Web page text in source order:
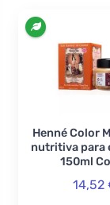
Henné Color
nutritiva para
150ml
14,52